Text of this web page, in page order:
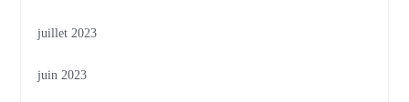
juillet 2023
juin 2023